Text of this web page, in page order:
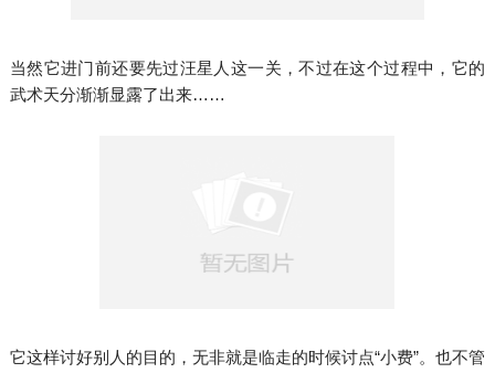
当然它进门前还要先过汪星人这一关，不过在这个过程中，它的
武术天分渐渐显露了出来……
它这样讨好别人的目的，无非就是临走的时候讨点“小费”。也不管